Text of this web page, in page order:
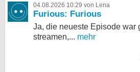
04.08.2026 10:29 von Lena
Furious: Furious
Ja, die neueste Episode war
streamen,... mehr